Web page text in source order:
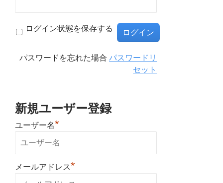
ログイン状態を保存する
パスワードを忘れた場合パスワードリ
セット
新規ユーザー登録
ユーザー名*
メールアドレス*